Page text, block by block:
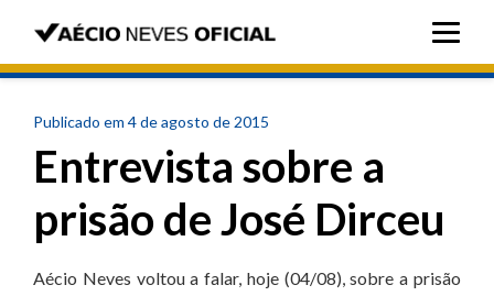
Publicado em 4 de agosto de 2015
Entrevista sobre a
prisão de José Dirceu
Aécio Neves voltou a falar, hoje (04/08), sobre a prisão